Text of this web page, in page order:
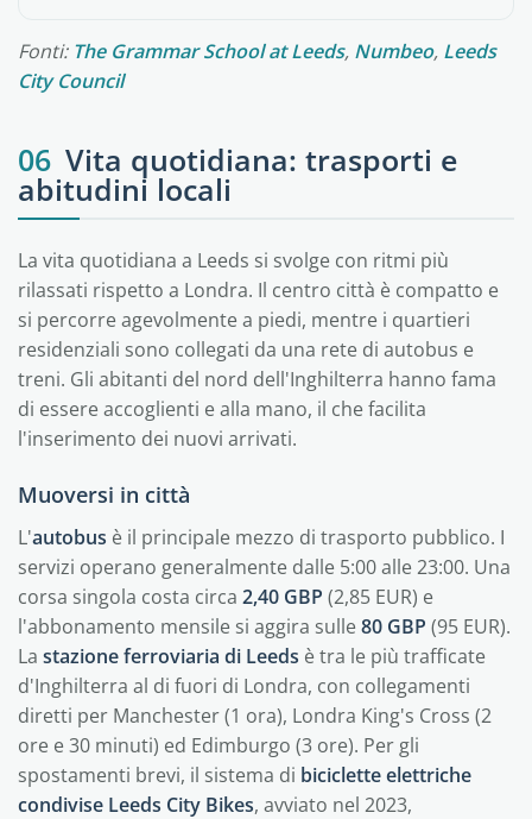
Fonti: The Grammar School at Leeds, Numbeo, Leeds
City Council
06 Vita quotidiana: trasporti e
abitudini locali
La vita quotidiana a Leeds si svolge con ritmi più
rilassati rispetto a Londra. Il centro città è compatto e
si percorre agevolmente a piedi, mentre i quartieri
residenziali sono collegati da una rete di autobus e
treni. Gli abitanti del nord dell'Inghilterra hanno fama
di essere accoglienti e alla mano, il che facilita
l'inserimento dei nuovi arrivati.
Muoversi in città
L'autobus è il principale mezzo di trasporto pubblico. I
servizi operano generalmente dalle 5:00 alle 23:00. Una
corsa singola costa circa 2,40 GBP (2,85 EUR) e
l'abbonamento mensile si aggira sulle80 GBP (95 EUR).
La stazione ferroviaria di Leeds è tra le più trafficate
d'Inghilterra al di fuori di Londra, con collegamenti
diretti per Manchester (1 ora), Londra King's Cross (2
ore e 30 minuti) ed Edimburgo (3 ore). Per gli
spostamenti brevi, il sistema di biciclette elettriche
condivise Leeds City Bikes, avviato nel 2023,